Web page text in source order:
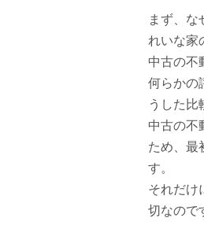
まず、な
れいな家
中古の不
何らかの
うした比
中古の不
ため、最
す。
それだけ
切なので